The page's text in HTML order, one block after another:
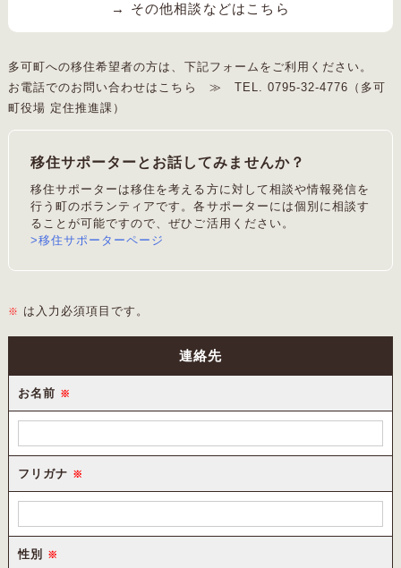
→ その他相談などはこちら
多可町への移住希望者の方は、下記フォームをご利用ください。
お電話でのお問い合わせはこちら ≫ TEL. 0795-32-4776（多可
町役場 定住推進課）
移住サポーターとお話してみませんか？
移住サポーターは移住を考える方に対して相談や情報発信を
行う町のボランティアです。各サポーターには個別に相談す
ることが可能ですので、ぜひご活用ください。
>移住サポーターページ
※ は入力必須項目です。
連絡先
お名前 ※
フリガナ ※
性別 ※